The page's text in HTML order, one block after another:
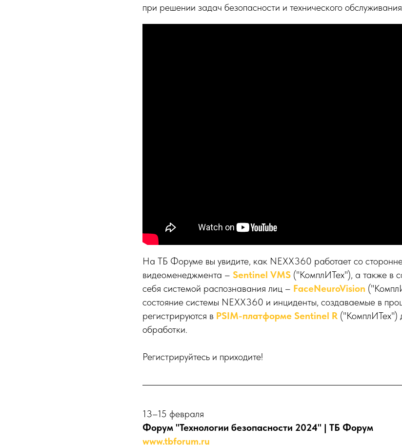
при решении задач безопасности и технического
На ТБ Форуме вы увидите, как NEXX360 работает со
видеоменеджмента – Sentinel VMS ("КомплИТех"), а также в
себя системой распознавания лиц – FaceNeuroVision
состояние системы NEXX360 и инциденты, создаваемые в
регистрируются в PSIM-платформе Sentinel R ("КомплИТех")
обработки.
Регистрируйтесь и приходите!
13–15 февраля
Форум "Технологии безопасности 2024" | ТБ Форум
www.tbforum.ru